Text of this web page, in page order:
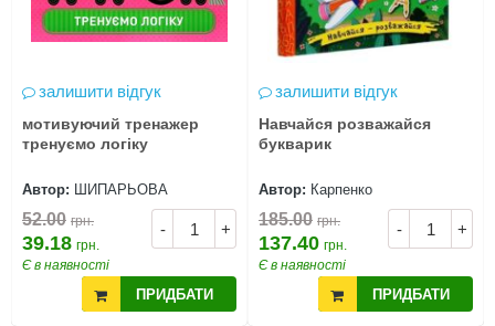
залишити відгук
мотивуючий тренажер
тренуємо логіку
Автор: ШИПАРЬОВА
- +
52.00 грн.
39.18 грн.
Є в наявності
ПРИДБАТИ
залишити відгук
Навчайся розважайся
букварик
Автор: Карпенко
- +
185.00 грн.
137.40 грн.
Є в наявності
ПРИДБАТИ